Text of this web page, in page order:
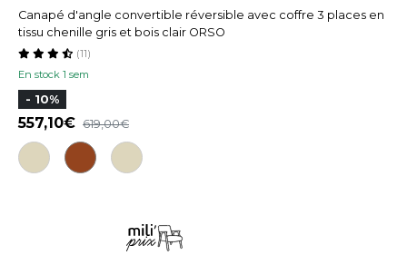
Canapé d'angle convertible réversible avec coffre 3 places en
tissu chenille gris et bois clair ORSO
En stock 1 sem
(11)
- 10%
557,10 619,00